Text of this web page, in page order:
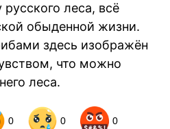
леса, всё
обыденной жизни.
здесь изображён
что можно
леса.
0 0 0